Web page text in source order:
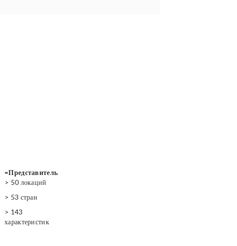
=Представитель
> 50 локаций
> 53 стран
> 143
характеристик